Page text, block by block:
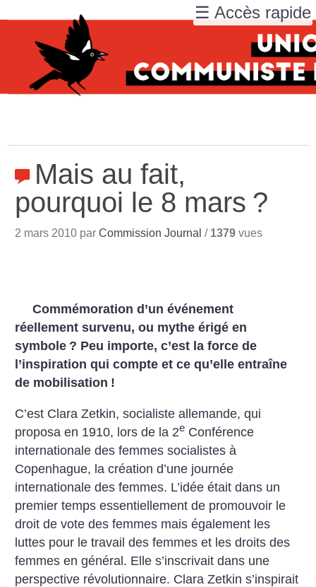
Mais au fait,
pourquoi le 8 mars ?
2 mars 2010 parCommission Journal / 1379 vues
Commémoration d’un événement
réellement survenu, ou mythe érigé en
symbole ? Peu importe, c’est la force de
l’inspiration qui compte et ce qu’elle entraîne
de mobilisation !
C’est Clara Zetkin, socialiste allemande, qui
proposa en 1910, lors de la 2e Conférence
internationale des femmes socialistes à
Copenhague, la création d’une journée
internationale des femmes. L’idée était dans un
premier temps essentiellement de promouvoir le
droit de vote des femmes mais également les
luttes pour le travail des femmes et les droits des
femmes en général. Elle s’inscrivait dans une
perspective révolutionnaire. Clara Zetkin s’inspirait
☰ Accès rapide